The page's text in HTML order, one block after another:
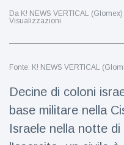
Salute e fitness
Viaggi e avventura
Ultime notizie
Dylan
Sprouse e
Da K! NEWS VERTICAL (Glomex)
Visualizzazioni
Fonte: K! NEWS VERTICAL
Decine di coloni
base militare nella
Israele nella notte